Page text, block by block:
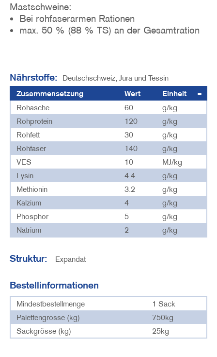
Mastschweine:
Bei rohfaserarmen Rationen
max. 50 % (88 % TS) an der Gesamtration
Nährstoffe: Deutschschweiz, Jura und Tessin
Zusammensetzung
Wert
Einheit
Rohasche
60
g/kg
Rohprotein
120
g/kg
Rohfett
30
g/kg
Rohfaser
140
g/kg
VES
10
MJ/kg
Lysin
4.4
g/kg
Methionin
3.2
g/kg
Kalzium
4
g/kg
Phosphor
5
g/kg
Natrium
2 g/kg
Struktur: Expandat
Bestellinformationen
Mindestbestellmenge
1 Sack
Palettengrösse (kg)
750kg
Sackgrösse (kg)
25kg